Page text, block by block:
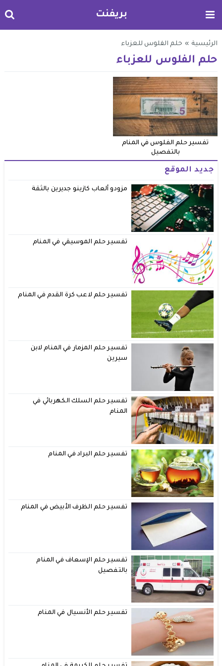
بريفنت
الرئيسية » حلم الفلوس للعزباء
حلم الفلوس للعزباء
تفسير حلم الفلوس في المنام
بالتفصيل
جديد الموقع
مزودو ألعاب كازينو جديرين بالثقة
تفسير حلم الموسيقي في المنام
تفسير حلم لاعب كرة القدم في المنام
تفسير حلم المزمار في المنام لابن
سيرين
تفسير حلم السلك الكهربائي في
المنام
تفسير حلم البراد في المنام
تفسير حلم الظرف الأبيض في المنام
تفسير حلم الإسعاف في المنام
بالتفصيل
تفسير حلم الأنسيال في المنام